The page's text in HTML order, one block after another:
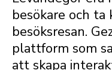
besökare och
besöksresan.
plattform som
att skapa